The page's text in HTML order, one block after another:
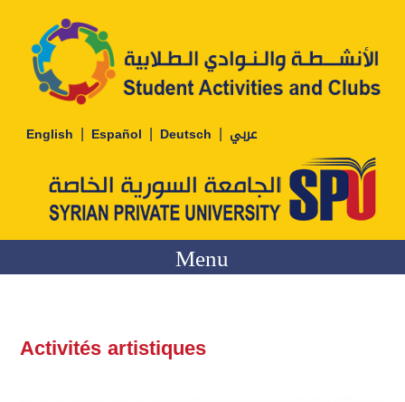
English | Español | Deutsch | عربي
Menu
Activités artistiques